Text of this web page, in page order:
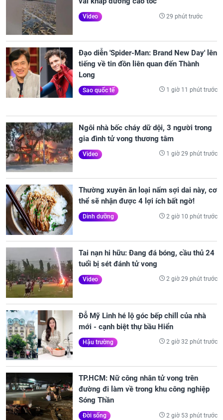
Video 29 phút trước
Đạo diễn 'Spider-Man: Brand New Day' lên
tiếng về tin đồn liên quan đến Thành
Long
Sao quốc tế 1 giờ 11 phút trước
Ngôi nhà bốc cháy dữ dội, 3 người trong
gia đình tử vong thương tâm
Video 1 giờ 29 phút trước
Thường xuyên ăn loại nấm sợi dai này, cơ
thể sẽ nhận được 4 lợi ích bất ngờ!
Dinh dưỡng 2 giờ 10 phút trước
Tai nạn hi hữu: Đang đá bóng, cầu thủ 24
tuổi bị sét đánh tử vong
Video 2 giờ 29 phút trước
Đỗ Mỹ Linh hé lộ góc bếp chill của nhà
mới - cạnh biệt thự bầu Hiển
Hậu trường 2 giờ 32 phút trước
TP.HCM: Nữ công nhân tử vong trên
đường đi làm về trong khu công nghiệp
Sóng Thần
Đời sống 2 giờ 53 phút trước